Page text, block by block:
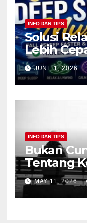
INFO DAN TIPS
Solusi
Lebih
JUNE 1, 2026
INFO DAN TIPS
Bukan
Tentang
MAY 11, 2026